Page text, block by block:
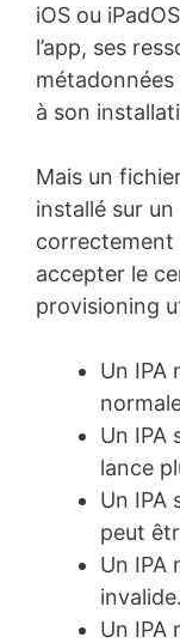
iOS ou
l’app, ses
à son
Mais un
installé sur
correctement
accepter le
provisioning
Un IPA
Un IPA
lance
Un IPA
peut
Un IPA
invalide.
Un IPA